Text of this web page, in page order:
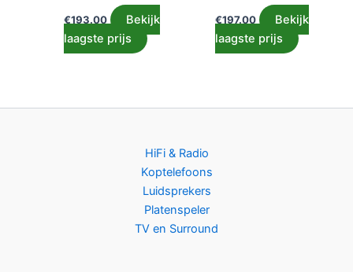
€193.00
Bekijk
laagste prijs
€197.00
Bekijk
laagste prijs
HiFi & Radio
Koptelefoons
Luidsprekers
Platenspeler
TV en Surround